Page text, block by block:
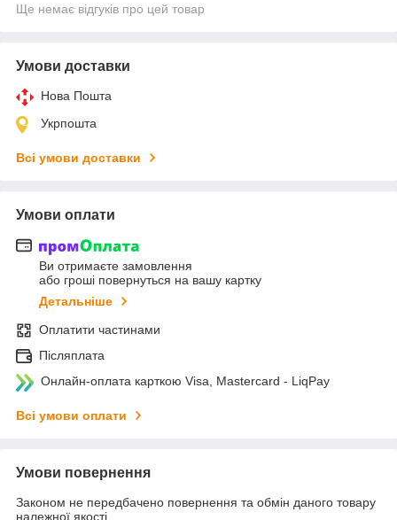
Ще немає відгуків про цей товар
Умови доставки
Нова Пошта
Укрпошта
Всі умови доставки
Умови оплати
Ви отримаєте замовлення
або гроші повернуться на вашу картку
Детальніше
Оплатити частинами
Післяплата
Онлайн-оплата карткою Visa, Mastercard - LiqPay
Всі умови оплати
Умови повернення
Законом не передбачено повернення та обмін даного товару
належної якості